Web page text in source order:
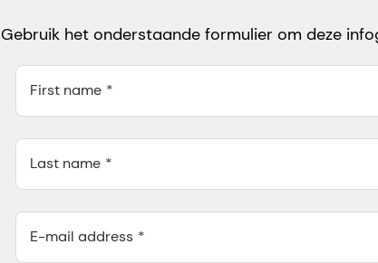
Gebruik het onderstaande formulier om deze
First name
Last name
E-mail address